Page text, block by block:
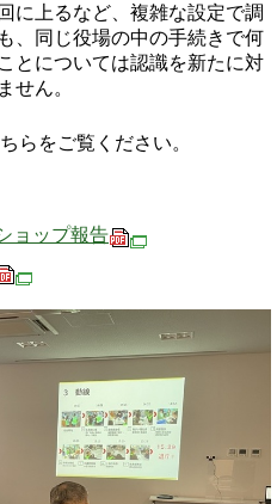
に上るなど、複雑な設定で調
、同じ役場の中の手続きで何
とについては認識を新たに対
せん。
らをご覧ください。
ョップ報告